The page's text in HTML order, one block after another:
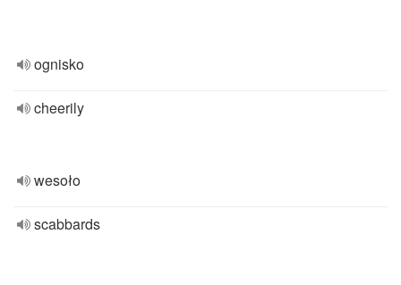
ognisko
cheerily
wesoło
scabbards